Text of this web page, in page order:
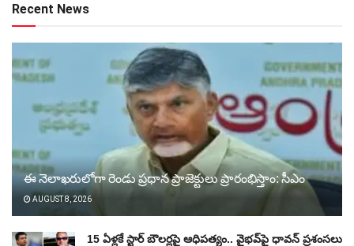
Recent News
ఈ నెలాఖరులోగా రెండు ప్రధాన ప్రాజెక్టులు ప్రారంభిస్తాం: సీఎం
AUGUST 8, 2026
15 ఏళ్లకే స్టార్‌ బౌలర్లపై ఆధిపత్యం.. వైభవ్‌పై ధావన్‌ ప్రశంసలు